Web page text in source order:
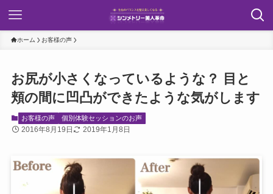
ホーム お客様の声
お尻が小さくなっているような？ 目と
頬の間に凹凸ができたような気がします
お客様の声 個別体験セッションのお声
2016年8月19日 2019年1月8日